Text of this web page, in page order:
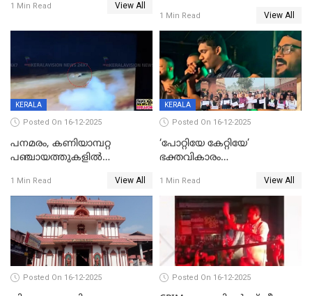
1 Min Read View All
രക്ഷപ്പെട്ടത് തലനാരിടയ്ക്ക്
1 Min Read View All
KERALA
Posted On 16-12-2025
പനമരം, കണിയാമ്പറ്റ
പഞ്ചായത്തുകളിൽ
സ്ഥാപനങ്ങൾക്ക് അവധി
1 Min Read View All
KERALA
Posted On 16-12-2025
‘പോറ്റിയേ കേറ്റിയേ’
ഭക്തവികാരം
ഡിജിപിക്ക് പരാതി; ശക്തമായ
നടപടി വേണമെന്നു
സിപിഐഎമ്മും
1 Min Read View All
Posted On 16-12-2025 Posted On 16-12-2025